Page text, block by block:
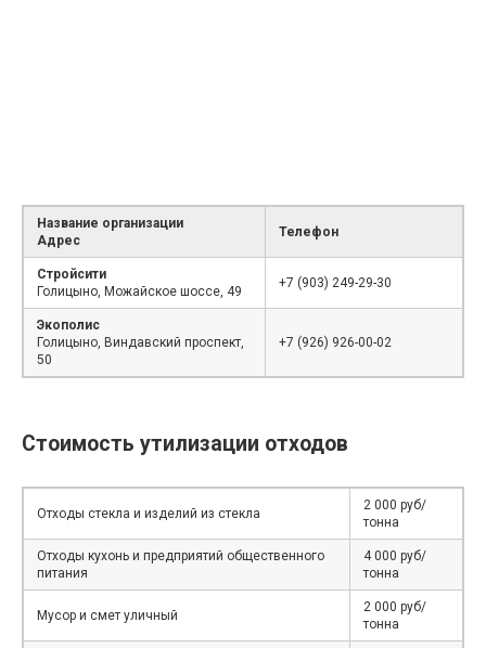
Название организации
Адрес
Телефон
Стройсити
Голицыно, Можайское шоссе, 49
+7 (903) 249-29-30
Экополис
Голицыно, Виндавский проспект,
50
+7 (926) 926-00-02
Стоимость утилизации отходов
Отходы стекла и изделий из стекла
2 000 руб/
тонна
Отходы кухонь и предприятий общественного
питания
4 000 руб/
тонна
Мусор и смет уличный
2 000 руб/
тонна